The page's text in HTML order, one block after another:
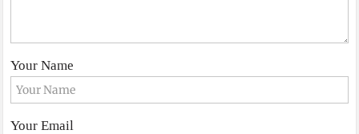
Your Name
Your Email